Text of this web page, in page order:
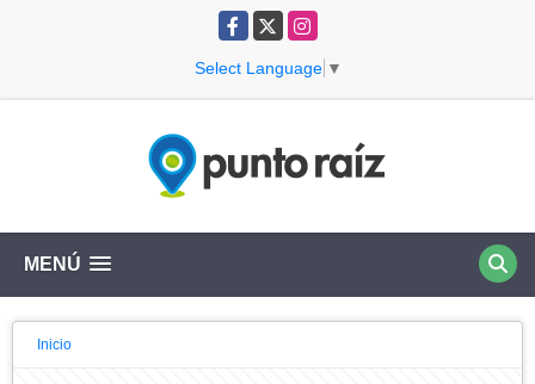
Facebook
X Instagram
Select Language ▼
MENÚ
Inicio